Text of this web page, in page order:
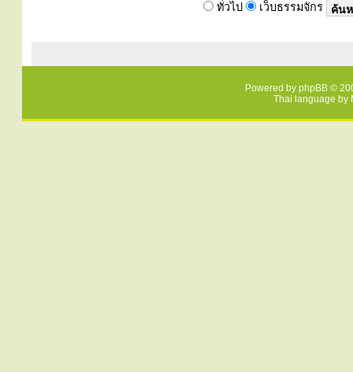
ทั่วไป เว็บธรรมจักร
Powered by phpBB ©
Thai language by